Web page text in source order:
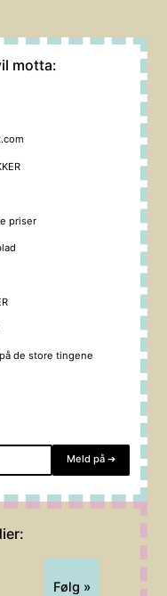
motta:
priser
på de store tingene
Meld på ➔
Følg »